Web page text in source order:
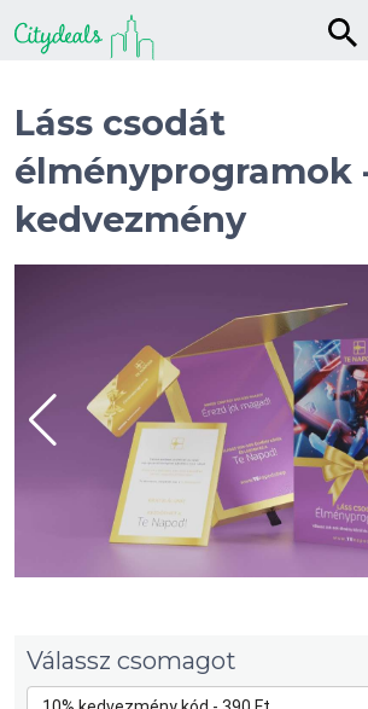
Láss csodát
élményprogramok
kedvezmény
Válassz csomagot